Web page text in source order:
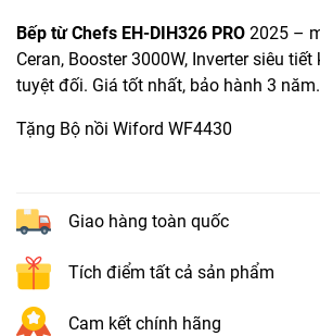
Bếp từ Chefs EH-DIH326 PRO 2025 –
Ceran, Booster 3000W, Inverter siêu
tuyệt đối. Giá tốt nhất, bảo hành 3 năm.
Tặng Bộ nồi Wiford WF4430
Giao hàng toàn quốc
Tích điểm tất cả sản phẩm
Cam kết chính hãng